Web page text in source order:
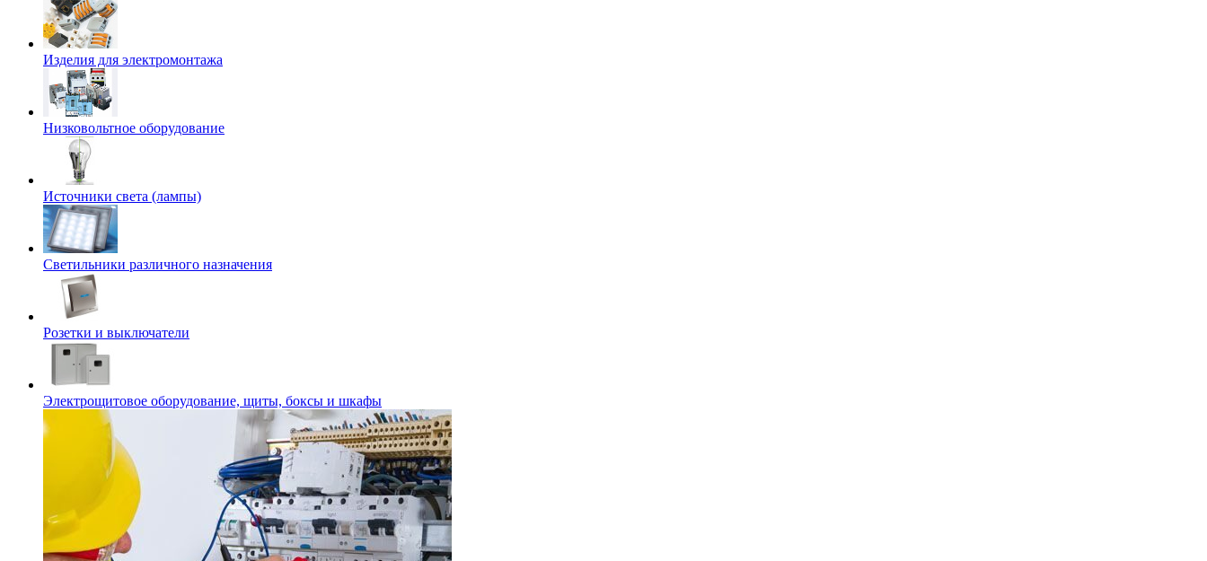
Изделия для электромонтажа
Низковольтное оборудование
Источники света (лампы)
Светильники различного назначения
Розетки и выключатели
Электрощитовое оборудование, щиты, боксы и шкафы